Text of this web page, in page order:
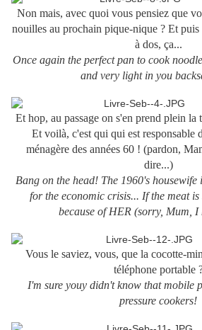
Non mais, avec quoi vous pensiez que
nouilles au prochain pique-nique ? Et puis
à dos, ça...
Once again the perfect pan to cook
and very light in you
Et hop, au passage on s'en prend plein la
Et voilà, c'est qui qui est responsable
ménagère des années 60 ! (pardon,
dire...)
Bang on the head! The 1960's housewife
for the economic crisis... If the meat is
because of HER (sorry, Mum, I
Vous le saviez, vous, que la cocotte-
téléphone portable
I'm sure youy didn't know that mobile
pressure cookers!